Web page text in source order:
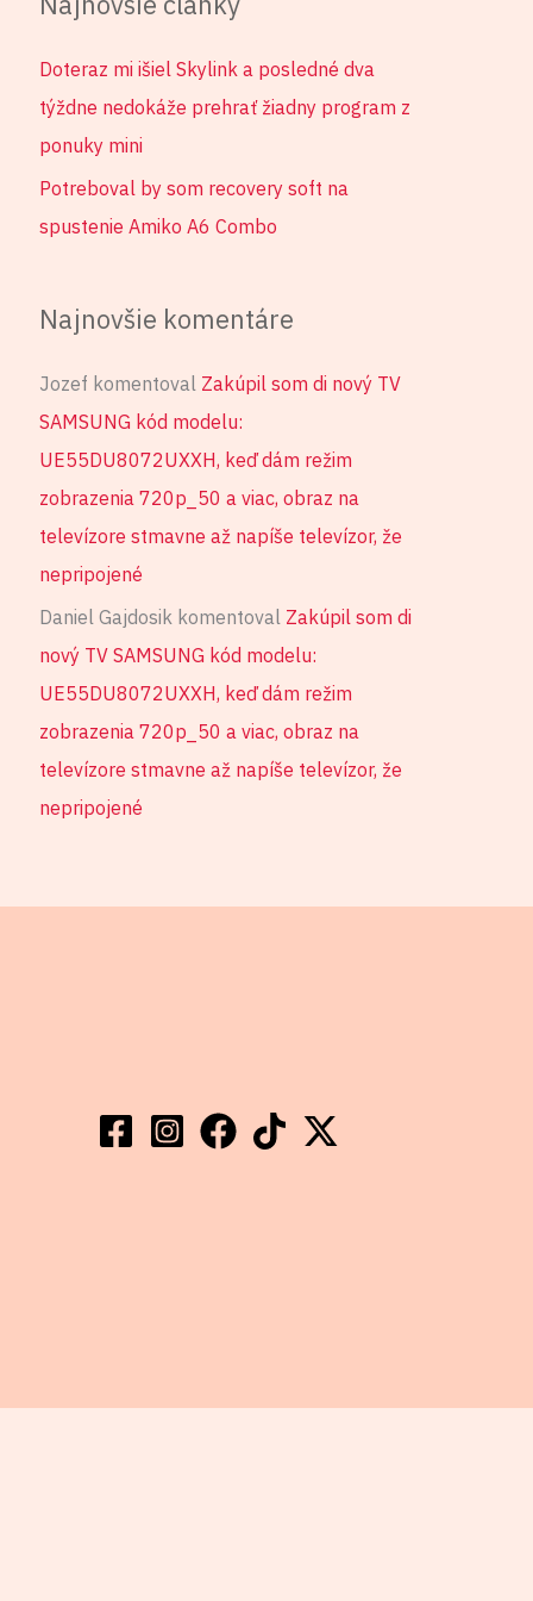
Doteraz mi išiel Skylink a posledné dva
týždne nedokáže prehrať žiadny program z
ponuky mini
Potreboval by som recovery soft na
spustenie Amiko A6 Combo
Najnovšie komentáre
Jozef komentoval Zakúpil som di nový TV
SAMSUNG kód modelu:
UE55DU8072UXXH, keď dám režim
zobrazenia 720p_50 a viac, obraz na
televízore stmavne až napíše televízor, že
nepripojené
Daniel Gajdosik komentoval Zakúpil som di
nový TV SAMSUNG kód modelu:
UE55DU8072UXXH, keď dám režim
zobrazenia 720p_50 a viac, obraz na
televízore stmavne až napíše televízor, že
nepripojené